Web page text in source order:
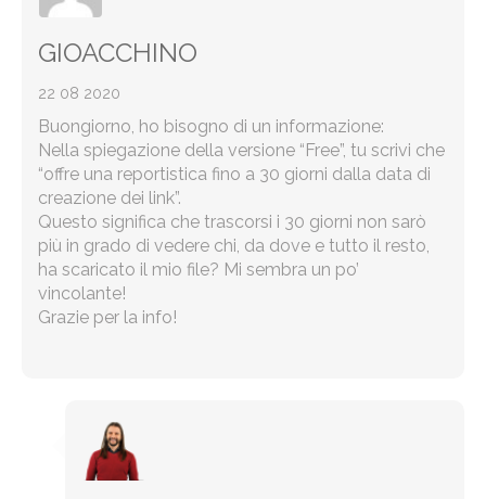
GIOACCHINO
22 08 2020
Buongiorno, ho bisogno di un informazione:
Nella spiegazione della versione “Free”, tu scrivi che
“offre una reportistica fino a 30 giorni dalla data di
creazione dei link”.
Questo significa che trascorsi i 30 giorni non sarò
più in grado di vedere chi, da dove e tutto il resto,
ha scaricato il mio file? Mi sembra un po’
vincolante!
Grazie per la info!